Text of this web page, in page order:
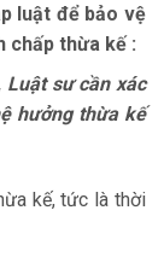
luật để bảo vệ
chấp thừa kế :
Luật sư cần xác
hưởng thừa kế
kế, tức là thời